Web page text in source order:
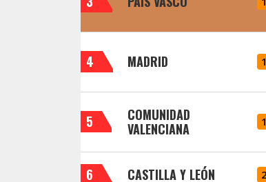
4 MADRID
5
COMUNIDAD
VALENCIANA
6 CASTILLA Y LEÓN